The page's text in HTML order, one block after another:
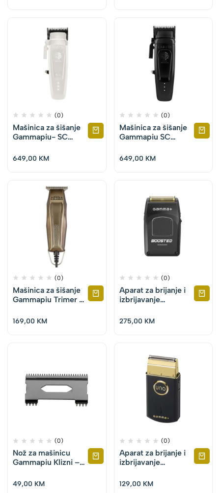
(0)
Mašinica za šišanje
Gammapiu- SC
649,00 KM
(0)
Mašinica za šišanje
Gammapiu SC
649,00 KM
(0)
Mašinica za šišanje
Gammapiu Trimer –
169,00 KM
(0)
Aparat za brijanje i
izbrijavanje
Boosted
275,00 KM
(0)
Nož za mašinicu
Gammapiu Klizni –
Up, Shorty, XCell
49,00 KM
(0)
Aparat za brijanje i
izbrijavanje
129,00 KM